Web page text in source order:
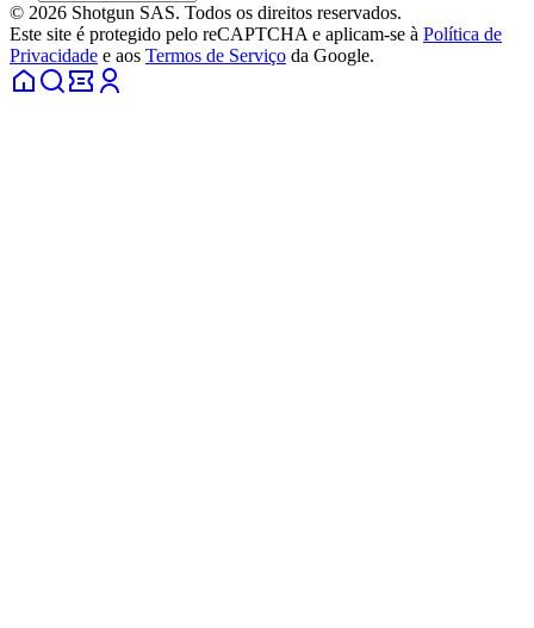
© 2026 Shotgun SAS. Todos os direitos reservados.
Este site é protegido pelo reCAPTCHA e aplicam-se à Política de
Privacidade e aos Termos de Serviço da Google.